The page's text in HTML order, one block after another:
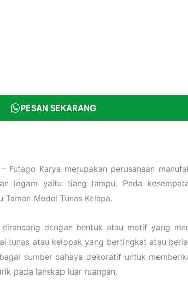
PESAN SEKARANG
– Futago Karya merupakan perusahaan
logam yaitu tiang lampu. Pada
Model Tunas Kelapa.
dengan bentuk atau motif yang
tunas atau kelopak yang bertingkat atau
sumber cahaya dekoratif untuk
pada lanskap luar ruangan.